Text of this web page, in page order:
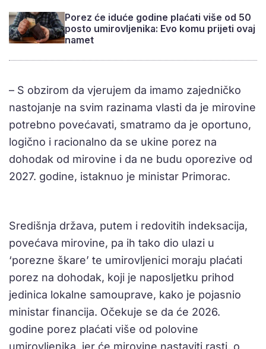
Porez će iduće godine plaćati više od 50
posto umirovljenika: Evo komu prijeti ovaj
namet
– S obzirom da vjerujem da imamo zajedničko
nastojanje na svim razinama vlasti da je mirovine
potrebno povećavati, smatramo da je oportuno,
logično i racionalno da se ukine porez na
dohodak od mirovine i da ne budu oporezive od
2027. godine, istaknuo je ministar Primorac.
Središnja država, putem i redovitih indeksacija,
povećava mirovine, pa ih tako dio ulazi u
‘porezne škare’ te umirovljenici moraju plaćati
porez na dohodak, koji je naposljetku prihod
jedinica lokalne samouprave, kako je pojasnio
ministar financija. Očekuje se da će 2026.
godine porez plaćati više od polovine
umirovljenika, jer će mirovine nastaviti rasti, o